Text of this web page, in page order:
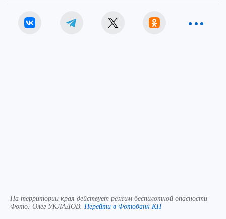
На территории края действует режим беспилотной опасности
Фото: Олег УКЛАДОВ. Перейти в Фотобанк КП